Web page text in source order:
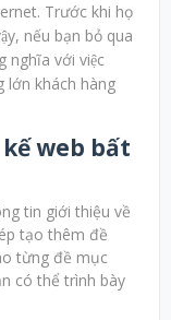
Trước khi họ
nếu bạn bỏ qua
nghĩa với việc
lớn khách hàng
web bất
tin giới thiệu về
tạo thêm đề
từng đề mục
có thể trình bày